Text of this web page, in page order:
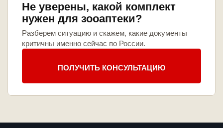
Не уверены, какой комплект
нужен для зооаптеки?
Разберем ситуацию и скажем, какие документы
критичны именно сейчас по России.
ПОЛУЧИТЬ КОНСУЛЬТАЦИЮ